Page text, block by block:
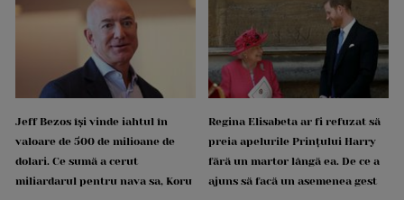
Jeff Bezos își vinde iahtul în
valoare de 500 de milioane de
dolari. Ce sumă a cerut
miliardarul pentru nava sa, Koru
Regina Elisabeta ar fi refuzat să
preia apelurile Prințului Harry
fără un martor lângă ea. De ce a
ajuns să facă un asemenea gest